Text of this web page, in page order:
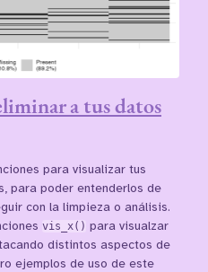
a tus datos
para visualizar tus
para poder entenderlos de
con la limpieza o análisis.
vis_x() para visualzar
distintos aspectos de
ejemplos de uso de este